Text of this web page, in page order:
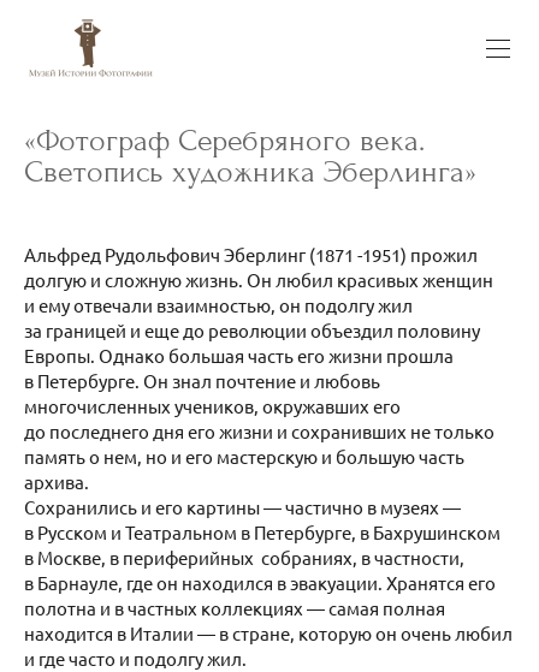
«Фотограф Серебряного века.
Светопись художника Эберлинга»
Альфред Рудольфович Эберлинг (1871 -1951) прожил
долгую и сложную жизнь. Он любил красивых женщин
и ему отвечали взаимностью, он подолгу жил
за границей и еще до революции объездил половину
Европы. Однако большая часть его жизни прошла
в Петербурге. Он знал почтение и любовь
многочисленных учеников, окружавших его
до последнего дня его жизни и сохранивших не только
память о нем, но и его мастерскую и большую часть
архива.
Сохранились и его картины — частично в музеях —
в Русском и Театральном в Петербурге, в Бахрушинском
в Москве, в периферийных собраниях, в частности,
в Барнауле, где он находился в эвакуации. Хранятся его
полотна и в частных коллекциях — самая полная
находится в Италии — в стране, которую он очень любил
и где часто и подолгу жил.